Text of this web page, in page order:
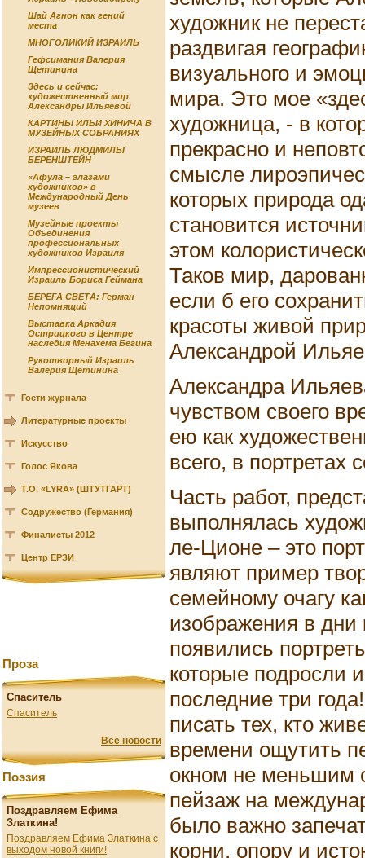
Шай Агнон как гений
места
МНОГОЛИКИЙ ИЗРАИЛЬ
Гефсимания Валерия
Щетинина
Здесь и сейчас:
художественный мир
Александры Ильяевой
КАРТИНЫ ИЛЬИ ХИНИЧА В
МУЗЕЙНЫХ СОБРАНИЯХ
ИЗРАИЛЬ ЛЮДМИЛЫ
БЕРЕНШТЕЙН
«Афула – глазами
художников» в
Международный День
музеев
Музейные проекты
Объединения
профессиональных
художников Израиля
Импрессионистический
Израиль Бориса Геймана
БЕРЕГА СВЕТА: Герман
Непомнящий
Выставка Аркадия
Острицкого в Центре
наследия Менахема Бегина
Рукотворный Израиль
Валерия Щетинина
Гости журнала
Литературные проекты
Искусство
Голос Якова
Т.О. «LYRA» (ШТУТГАРТ)
Содружество (Германия)
Финалисты 2012
Центр ЕРЗИ
Проза
Спаситель
Спаситель
Все новости
Поэзия
Поздравляем Ефима
Златкина!
Поздравляем Ефима Златкина с
выходом новой книги!
художник не
раздвигая
визуального и
мира. Это мое
художница, - в
прекрасно и
смысле
которых природа
становится
этом
Таков мир,
если б его
красоты живой
Александрой
Александра
чувством своего
ею как
всего, в портретах
Часть работ,
выполнялась
ле-Ционе – это
являют пример
семейному очагу
изображения в дни
появились
которые подросли
последние три
писать тех, кто
времени ощутить
окном не меньшим
пейзаж на
было важно
корни, опору и